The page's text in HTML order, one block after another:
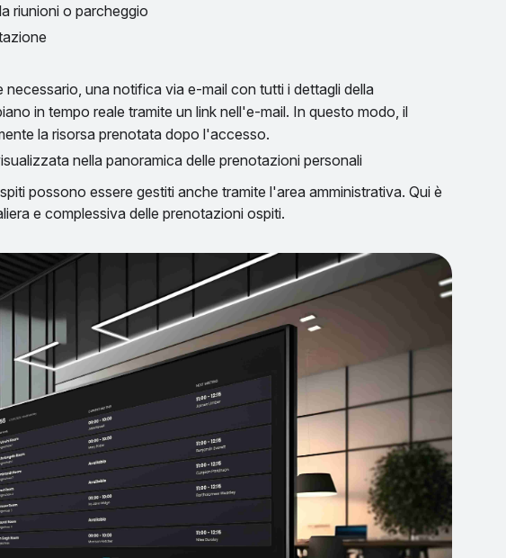
riunioni o parcheggio
una notifica via e-mail con tutti i dettagli della
in tempo reale tramite un link nell'e-mail. In questo modo, il
la risorsa prenotata dopo l'accesso.
nella panoramica delle prenotazioni personali
possono essere gestiti anche tramite l'area amministrativa. Qui è
e complessiva delle prenotazioni ospiti.